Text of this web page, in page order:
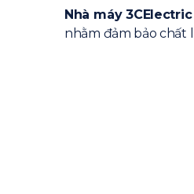
Nhà máy 3CElectric
nhằm đảm bảo chất